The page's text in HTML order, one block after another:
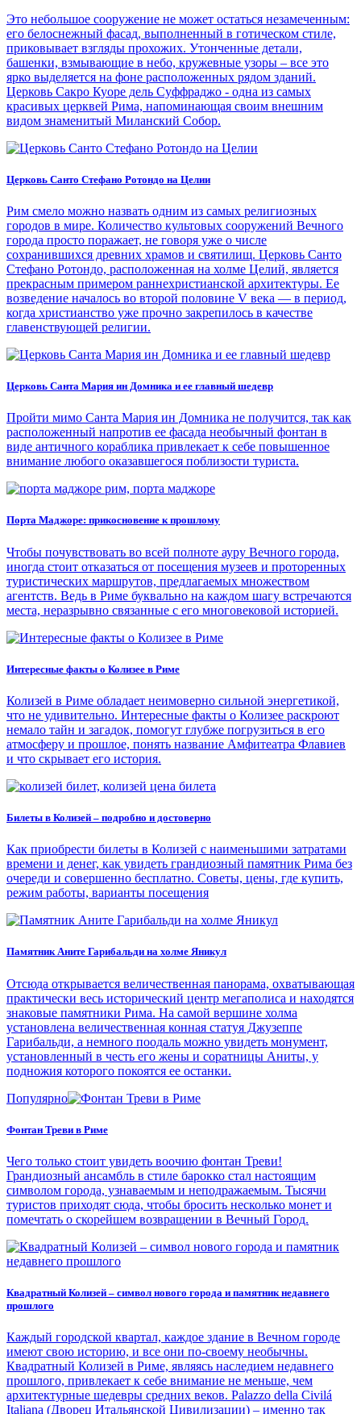
Это небольшое сооружение не может остаться незамеченным:
его белоснежный фасад, выполненный в готическом стиле,
приковывает взгляды прохожих. Утонченные детали,
башенки, взмывающие в небо, кружевные узоры – все это
ярко выделяется на фоне расположенных рядом зданий.
Церковь Сакро Куоре дель Суффраджо - одна из самых
красивых церквей Рима, напоминающая своим внешним
видом знаменитый Миланский Собор.
Церковь Санто Стефано Ротондо на Целии
Рим смело можно назвать одним из самых религиозных
городов в мире. Количество культовых сооружений Вечного
города просто поражает, не говоря уже о числе
сохранившихся древних храмов и святилищ. Церковь Санто
Стефано Ротондо, расположенная на холме Целий, является
прекрасным примером раннехристианской архитектуры. Ее
возведение началось во второй половине V века — в период,
когда христианство уже прочно закрепилось в качестве
главенствующей религии.
Церковь Санта Мария ин Домника и ее главный шедевр
Пройти мимо Санта Мария ин Домника не получится, так как
расположенный напротив ее фасада необычный фонтан в
виде античного кораблика привлекает к себе повышенное
внимание любого оказавшегося поблизости туриста.
Порта Маджоре: прикосновение к прошлому
Чтобы почувствовать во всей полноте ауру Вечного города,
иногда стоит отказаться от посещения музеев и проторенных
туристических маршрутов, предлагаемых множеством
агентств. Ведь в Риме буквально на каждом шагу встречаются
места, неразрывно связанные с его многовековой историей.
Интересные факты о Колизее в Риме
Колизей в Риме обладает неимоверно сильной энергетикой,
что не удивительно. Интересные факты о Колизее раскроют
немало тайн и загадок, помогут глубже погрузиться в его
атмосферу и прошлое, понять название Амфитеатра Флавиев
и что скрывает его история.
Билеты в Колизей – подробно и достоверно
Как приобрести билеты в Колизей с наименьшими затратами
времени и денег, как увидеть грандиозный памятник Рима без
очереди и совершенно бесплатно. Советы, цены, где купить,
режим работы, варианты посещения
Памятник Аните Гарибальди на холме Яникул
Отсюда открывается величественная панорама, охватывающая
практически весь исторический центр мегаполиса и находятся
знаковые памятники Рима. На самой вершине холма
установлена величественная конная статуя Джузеппе
Гарибальди, а немного поодаль можно увидеть монумент,
установленный в честь его жены и соратницы Аниты, у
подножия которого покоятся ее останки.
Популярно
Фонтан Треви в Риме
Чего только стоит увидеть воочию фонтан Треви!
Грандиозный ансамбль в стиле барокко стал настоящим
символом города, узнаваемым и неподражаемым. Тысячи
туристов приходят сюда, чтобы бросить несколько монет и
помечтать о скорейшем возвращении в Вечный Город.
Квадратный Колизей – символ нового города и памятник недавнего
прошлого
Каждый городской квартал, каждое здание в Вечном городе
имеют свою историю, и все они по-своему необычны.
Квадратный Колизей в Риме, являясь наследием недавнего
прошлого, привлекает к себе внимание не меньше, чем
архитектурные шедевры средних веков. Palazzo della Civilá
Italiana (Дворец Итальянской Цивилизации) – именно так